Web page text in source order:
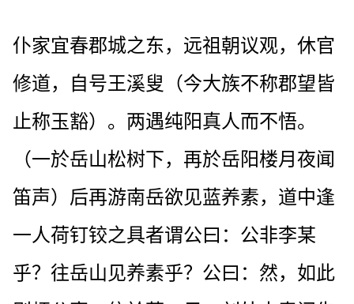
仆家宜春郡城之东，远祖朝议观，休官
修道，自号王溪叟（今大族不称郡望皆
止称玉豁）。两遇纯阳真人而不悟。
（一於岳山松树下，再於岳阳楼月夜闻
笛声）后再游南岳欲见蓝养素，道中逢
一人荷钉铰之具者谓公曰：公非李某
乎？往岳山见养素乎？公曰：然，如此